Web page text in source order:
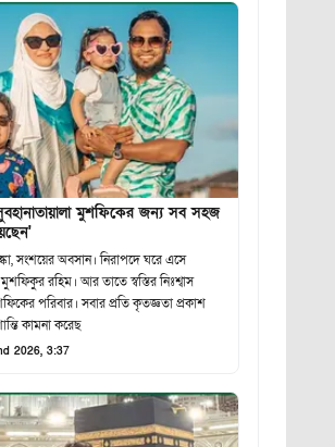
মুশফিকের জন্য সব সহজ
ঘরে এসে
রহিম। আর তাতে স্বস্তির নিঃশ্বাস
পরিবার। সবার প্রতি কৃতজ্ঞতা প্রকাশ
কামনা করেছ
2026, 3:37